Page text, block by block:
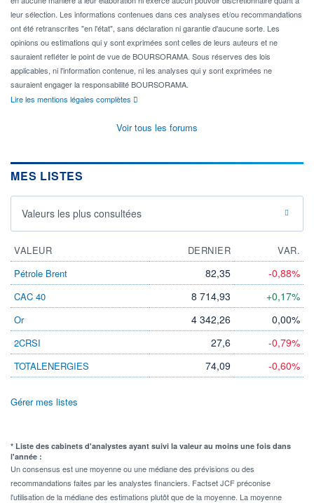
leur sélection. Les informations contenues dans ces analyses et/ou recommandations
ont été retranscrites "en l'état", sans déclaration ni garantie d'aucune sorte. Les
opinions ou estimations qui y sont exprimées sont celles de leurs auteurs et ne
sauraient refléter le point de vue de BOURSORAMA. Sous réserves des lois
applicables, ni l'information contenue, ni les analyses qui y sont exprimées ne
sauraient engager la responsabilité BOURSORAMA.
Lire les mentions légales complètes
Voir tous les forums
MES LISTES
Valeurs les plus consultées
VALEUR DERNIER
VAR.
Pétrole Brent
82,35 -0,88%
CAC 40 8 714,93 +0,17%
Or 4 342,26 0,00%
2CRSI 27,6 -0,79%
TOTALENERGIES 74,09 -0,60%
Gérer mes listes
* Liste des cabinets d'analystes ayant suivi la valeur au moins une fois dans
l'année :
Un consensus est une moyenne ou une médiane des prévisions ou des
recommandations faites par les analystes financiers. Factset JCF préconise
l'utilisation de la médiane des estimations plutôt que de la moyenne. La moyenne